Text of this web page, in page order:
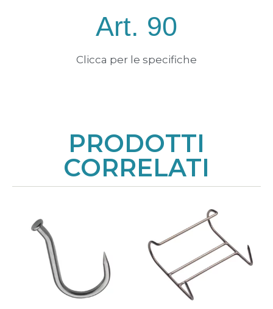
Art. 90
Clicca per le specifiche
PRODOTTI
CORRELATI